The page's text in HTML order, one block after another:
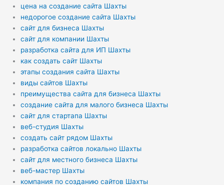
цена на создание сайта Шахты
недорогое создание сайта Шахты
сайт для бизнеса Шахты
сайт для компании Шахты
разработка сайта для ИП Шахты
как создать сайт Шахты
этапы создания сайта Шахты
виды сайтов Шахты
преимущества сайта для бизнеса Шахты
создание сайта для малого бизнеса Шахты
сайт для стартапа Шахты
веб-студия Шахты
создать сайт рядом Шахты
разработка сайтов локально Шахты
сайт для местного бизнеса Шахты
веб-мастер Шахты
компания по созданию сайтов Шахты